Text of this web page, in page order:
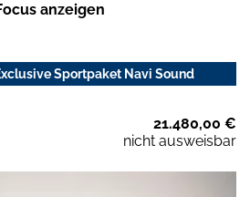
anzeigen
Sportpaket Navi Sound
21.480,00 €
nicht ausweisbar